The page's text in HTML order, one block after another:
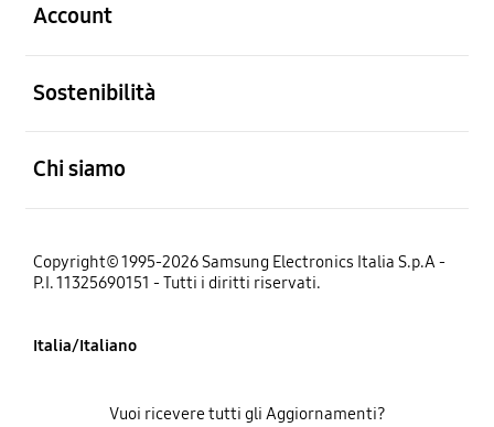
Account
Sostenibilità
Chi siamo
Copyright© 1995-2026 Samsung Electronics Italia S.p.A -
P.I. 11325690151 - Tutti i diritti riservati.
Italia/Italiano
Vuoi ricevere tutti gli Aggiornamenti?